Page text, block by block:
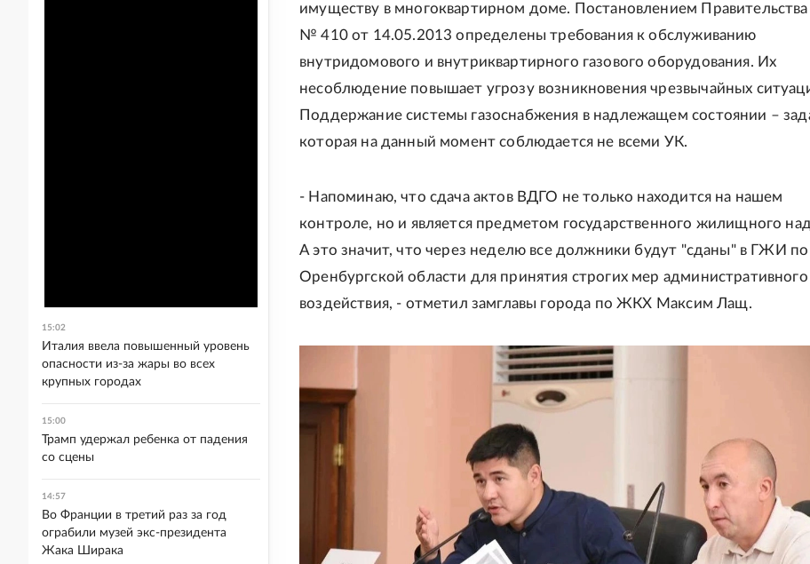
имуществу в многоквартирном доме. Постановлением
№ 410 от 14.05.2013 определены требования к обслуживанию
внутридомового и внутриквартирного газового оборудования. Их
несоблюдение повышает угрозу возникновения чрезвычайных
Поддержание системы газоснабжения в надлежащем состоянии –
которая на данный момент соблюдается не всеми УК.
- Напоминаю, что сдача актов ВДГО не только находится на нашем
контроле, но и является предметом государственного жилищного
А это значит, что через неделю все должники будут "сданы" в ГЖИ по
Оренбургской области для принятия строгих мер административного
воздействия, - отметил замглавы города по ЖКХ Максим Лащ.
15:02
Италия ввела повышенный уровень
опасности из-за жары во всех
крупных городах
15:00
Трамп удержал ребенка от падения
со сцены
14:57
Во Франции в третий раз за год
ограбили музей экс-президента
Жака Ширака